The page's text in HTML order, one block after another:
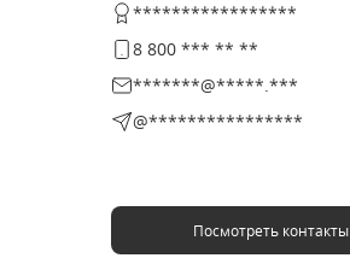
*****************
8 800 *** ** **
*******@*****.***
@****************
Посмотреть контакты